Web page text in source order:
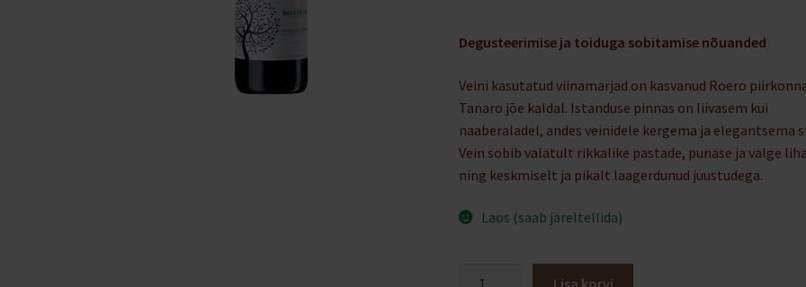
Degusteerimise ja toiduga sobitamise nõuanded
Veini kasutatud viinamarjad on kasvanud Roero
Tanaro jõe kaldal. Istanduse pinnas on liivasem kui
naaberaladel, andes veinidele kergema ja elegantsema
Vein sobib valatult rikkalike pastade, punase ja valge liha
ning keskmiselt ja pikalt laagerdunud juustudega.
Laos (saab järeltellida)
Lisa korvi